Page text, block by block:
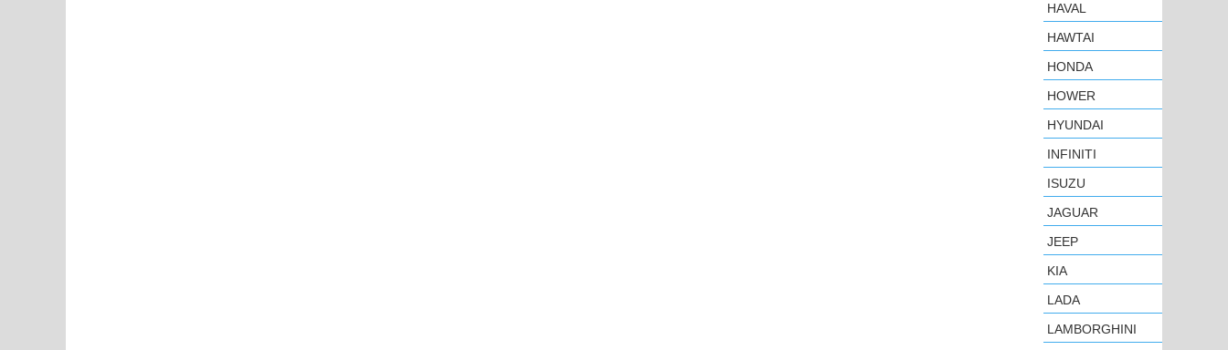
HAVAL
HAWTAI
HONDA
HOWER
HYUNDAI
INFINITI
ISUZU
JAGUAR
JEEP
KIA
LADA
LAMBORGHINI